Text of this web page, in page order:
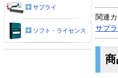
関連
サプ
商
サプライ
ソフト・ライセンス